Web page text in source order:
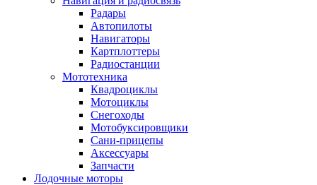
Радары
Автопилоты
Навигаторы
Картплоттеры
Радиостанции
Мототехника
Квадроциклы
Мотоциклы
Снегоходы
Мотобуксировщики
Сани-прицепы
Аксессуары
Запчасти
Лодочные моторы